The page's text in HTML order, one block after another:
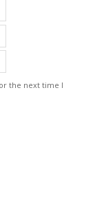
the next time I